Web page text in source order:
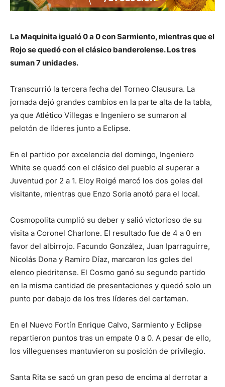
La Maquinita igualó 0 a 0 con Sarmiento, mientras que el
Rojo se quedó con el clásico banderolense. Los tres
suman 7 unidades.
Transcurrió la tercera fecha del Torneo Clausura. La
jornada dejó grandes cambios en la parte alta de la tabla,
ya que Atlético Villegas e Ingeniero se sumaron al
pelotón de líderes junto a Eclipse.
En el partido por excelencia del domingo, Ingeniero
White se quedó con el clásico del pueblo al superar a
Juventud por 2 a 1. Eloy Roigé marcó los dos goles del
visitante, mientras que Enzo Soria anotó para el local.
Cosmopolita cumplió su deber y salió victorioso de su
visita a Coronel Charlone. El resultado fue de 4 a 0 en
favor del albirrojo. Facundo González, Juan Iparraguirre,
Nicolás Dona y Ramiro Díaz, marcaron los goles del
elenco piedritense. El Cosmo ganó su segundo partido
en la misma cantidad de presentaciones y quedó solo un
punto por debajo de los tres líderes del certamen.
En el Nuevo Fortín Enrique Calvo, Sarmiento y Eclipse
repartieron puntos tras un empate 0 a 0. A pesar de ello,
los villeguenses mantuvieron su posición de privilegio.
Santa Rita se sacó un gran peso de encima al derrotar a